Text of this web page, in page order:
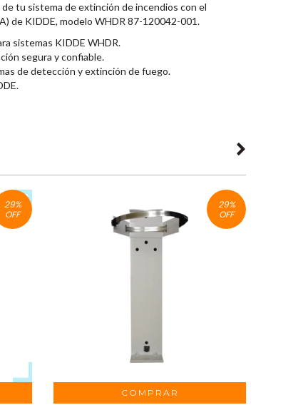
tu sistema de extinción de incendios con el
de KIDDE, modelo WHDR 87-120042-001.
sistemas KIDDE WHDR.
segura y confiable.
de detección y extinción de fuego.
29%
OFF
29%
OFF